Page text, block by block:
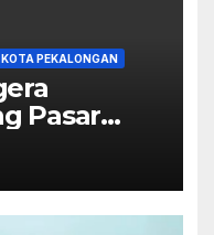
KOTA PEKALONGAN
Pasar